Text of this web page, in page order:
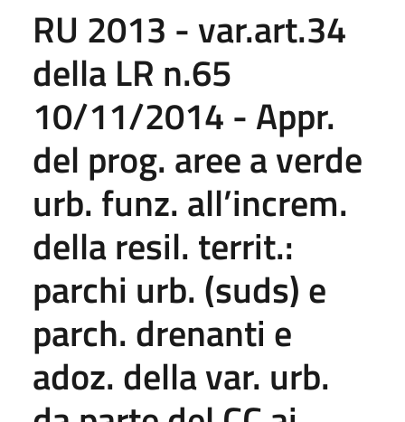
RU 2013 - var.art.34
della LR n.65
10/11/2014 - Appr.
del prog. aree a verde
urb. funz. all’increm.
della resil. territ.:
parchi urb. (suds) e
parch. drenanti e
adoz. della var. urb.